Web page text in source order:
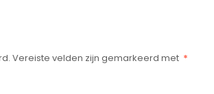
Vereiste velden zijn gemarkeerd met *